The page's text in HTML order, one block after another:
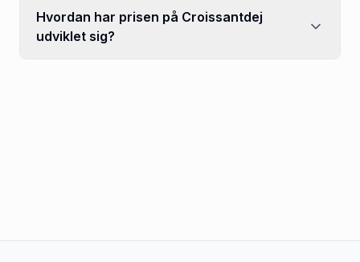
Hvordan har prisen på Croissantdej
udviklet sig?